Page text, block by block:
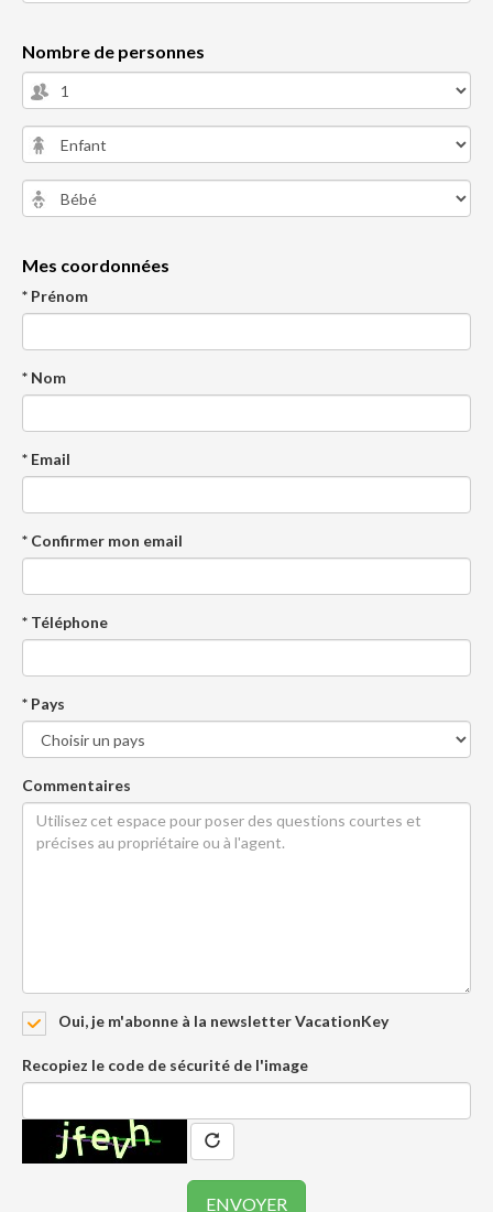
Nombre de personnes
Mes coordonnées
* Prénom
* Nom
* Email
* Confirmer mon email
* Téléphone
* Pays
Commentaires
Oui, je m'abonne à la newsletter VacationKey
Recopiez le code de sécurité de l'image